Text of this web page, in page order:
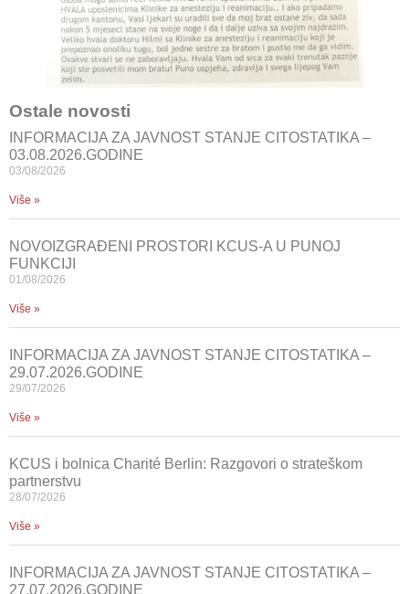
Ostale novosti
INFORMACIJA ZA JAVNOST STANJE CITOSTATIKA –
03.08.2026.GODINE
03/08/2026
Više »
NOVOIZGRAĐENI PROSTORI KCUS-A U PUNOJ
FUNKCIJI
01/08/2026
Više »
INFORMACIJA ZA JAVNOST STANJE CITOSTATIKA –
29.07.2026.GODINE
29/07/2026
Više »
KCUS i bolnica Charité Berlin: Razgovori o strateškom
partnerstvu
28/07/2026
Više »
INFORMACIJA ZA JAVNOST STANJE CITOSTATIKA –
27.07.2026.GODINE